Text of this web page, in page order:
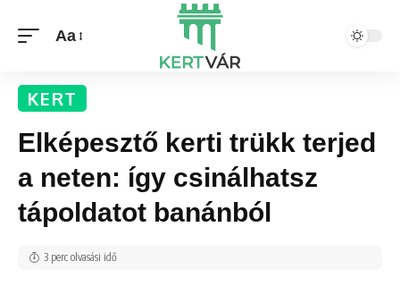
Aa
KERT
Elképesztő kerti trükk terjed
a neten: így csinálhatsz
tápoldatot banánból
3 perc olvasási idő